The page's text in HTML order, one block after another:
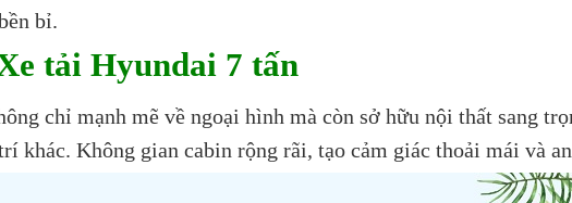
bỉ.
tải Hyundai 7 tấn
chỉ mạnh mẽ về ngoại hình mà còn sở hữu nội thất sang
khác. Không gian cabin rộng rãi, tạo cảm giác thoải mái và